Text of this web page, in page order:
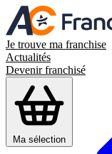
Je trouve ma franchise
Actualités
Devenir franchisé
Ma sélection